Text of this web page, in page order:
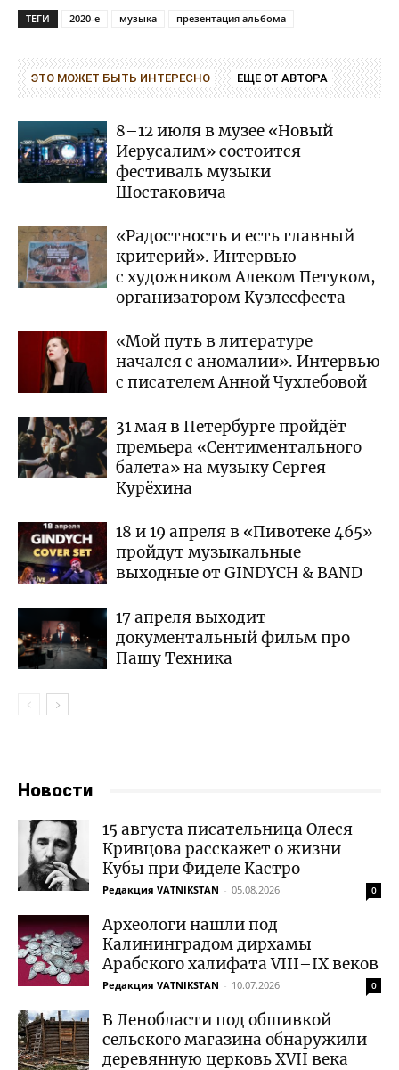
ТЕГИ 2020-е музыка презентация альбома
ЭТО МОЖЕТ БЫТЬ ИНТЕРЕСНО ЕЩЕ ОТ АВТОРА
8–12 июля в музее «Новый
Иерусалим» состоится
фестиваль музыки
Шостаковича
«Радостность и есть главный
критерий». Интервью
с художником Алеком Петуком,
организатором Кузлесфеста
«Мой путь в литературе
начался с аномалии». Интервью
с писателем Анной Чухлебовой
31 мая в Петербурге пройдёт
премьера «Сентиментального
балета» на музыку Сергея
Курёхина
18 и 19 апреля в «Пивотеке 465»
пройдут музыкальные
выходные от GINDYCH & BAND
17 апреля выходит
документальный фильм про
Пашу Техника
Новости
15 августа писательница Олеся
Кривцова расскажет о жизни
Кубы при Фиделе Кастро
Редакция VATNIKSTAN - 05.08.2026 0
Археологи нашли под
Калининградом дирхамы
Арабского халифата VIII–IX веков
Редакция VATNIKSTAN - 10.07.2026 0
В Ленобласти под обшивкой
сельского магазина обнаружили
деревянную церковь XVII века